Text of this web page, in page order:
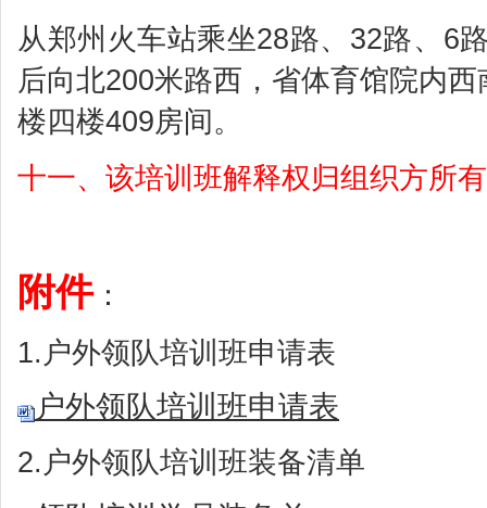
从郑州火车站乘坐28路、32路、6
后向北200米路西，省体育馆院内
楼四楼409房间。
十一、该培训班解释权归组织方所
附件：
1.户外领队培训班申请表
户外领队培训班申请表
2.户外领队培训班装备清单